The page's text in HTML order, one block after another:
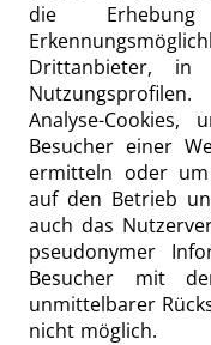
die
Drittanbieter, in
Analyse-
Besucher einer
ermitteln oder
auf den Betrieb
auch das
pseudonymer
Besucher mit
unmittelbarer
nicht möglich.